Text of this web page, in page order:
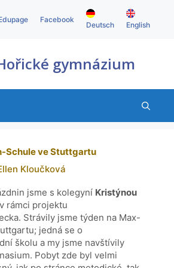
Facebook
Deutsch English
gymnázium
Schule ve Stuttgartu
Kloučková
jsme s kolegyní Kristýnou
rámci projektu
Strávily jsme týden na Max-
jedná se o
školu a my jsme navštívily
Pobyt zde byl velmi